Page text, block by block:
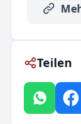
Teilen